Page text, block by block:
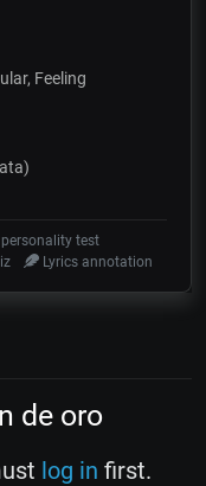
Feeling
test
Lyrics annotation
de oro
log in first.